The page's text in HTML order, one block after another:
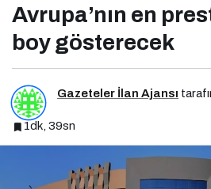
Avrupa’nın en
boy gösterecek
Gazeteler İlan Ajansı
1dk, 39sn